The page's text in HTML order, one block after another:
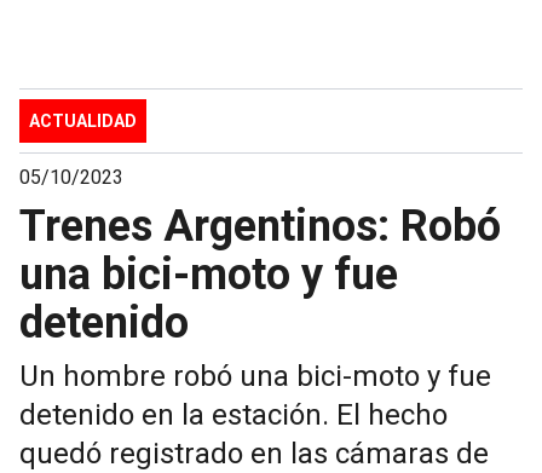
ACTUALIDAD
05/10/2023
Trenes Argentinos: Robó
una bici-moto y fue
detenido
Un hombre robó una bici-moto y fue
detenido en la estación. El hecho
quedó registrado en las cámaras de